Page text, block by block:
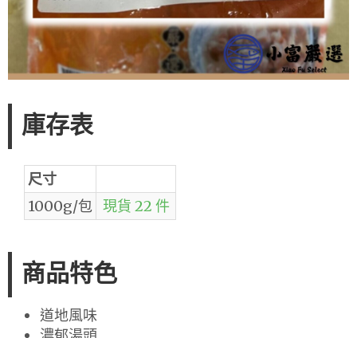
庫存表
尺寸
1000g/包 現貨 22 件
商品特色
道地風味